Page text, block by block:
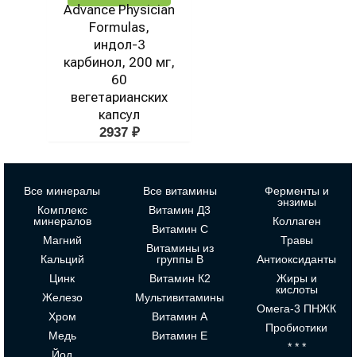
Advance Physician
Formulas,
индол-3
карбинол, 200 мг,
60
вегетарианских
капсул
2937 ₽
Все минералы
Комплекс
минералов
Магний
Кальций
Цинк
Железо
Хром
Медь
Все витамины
Витамин Д3
Витамин С
Витамины из
группы В
Витамин К2
Мультивитамины
Витамин А
Витамин Е
Ферменты и
энзимы
Коллаген
Травы
Антиоксиданты
Жиры и
кислоты
Омега-3 ПНЖК
Пробиотики
* * *